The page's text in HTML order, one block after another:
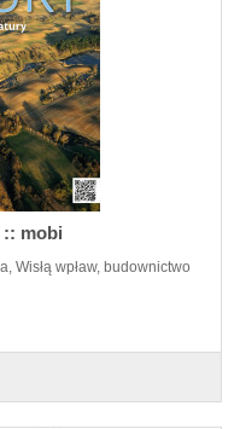
:: mobi
Wisłą wpław, budownictwo